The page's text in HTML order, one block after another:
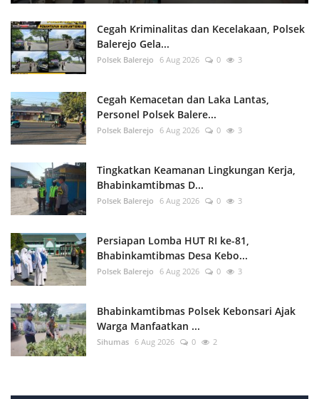
Cegah Kriminalitas dan Kecelakaan, Polsek
Balerejo Gela...
Polsek Balerejo 6 Aug 2026 0 3
Cegah Kemacetan dan Laka Lantas,
Personel Polsek Balere...
Polsek Balerejo 6 Aug 2026 0 3
Tingkatkan Keamanan Lingkungan Kerja,
Bhabinkamtibmas D...
Polsek Balerejo 6 Aug 2026 0 3
Persiapan Lomba HUT RI ke-81,
Bhabinkamtibmas Desa Kebo...
Polsek Balerejo 6 Aug 2026 0 3
Bhabinkamtibmas Polsek Kebonsari Ajak
Warga Manfaatkan ...
Sihumas 6 Aug 2026 0 2